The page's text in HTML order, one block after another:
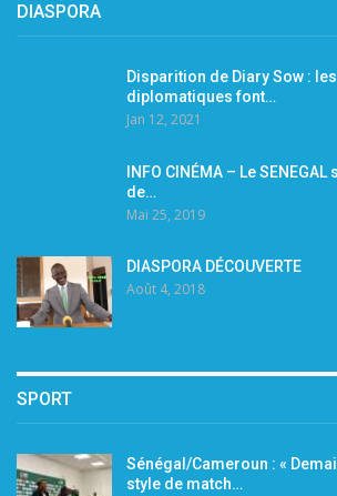
DIASPORA
Disparition de Diary Sow :
diplomatiques font…
Jan 12, 2021
INFO CINÉMA – Le
de…
Mai 25, 2019
DIASPORA DÉCOUVERTE
Août 4, 2018
SPORT
Sénégal/Cameroun : «
style de match…